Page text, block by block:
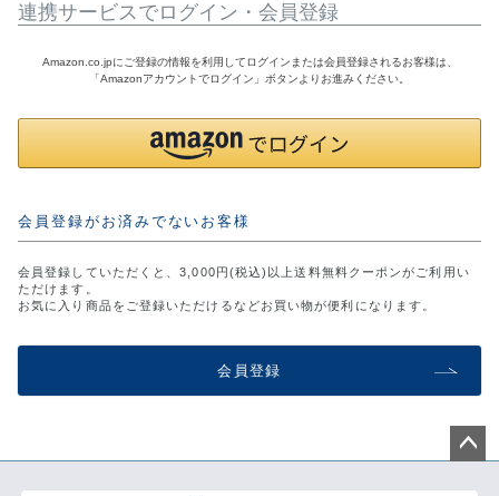
ログイン
お問い合わせ
連携サービスでログイン・会員登録
Amazon.co.jpにご登録の情報を利用してログインまたは会員登録されるお客様は、
「Amazonアカウントでログイン」ボタンよりお進みください。
会員登録がお済みでないお客様
会員登録していただくと、3,000円(税込)以上送料無料クーポンがご利用い
ただけます。
お気に入り商品をご登録いただけるなどお買い物が便利になります。
会員登録